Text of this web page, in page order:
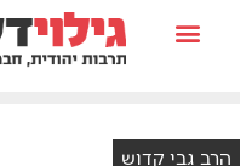
הרב גבי קדוש